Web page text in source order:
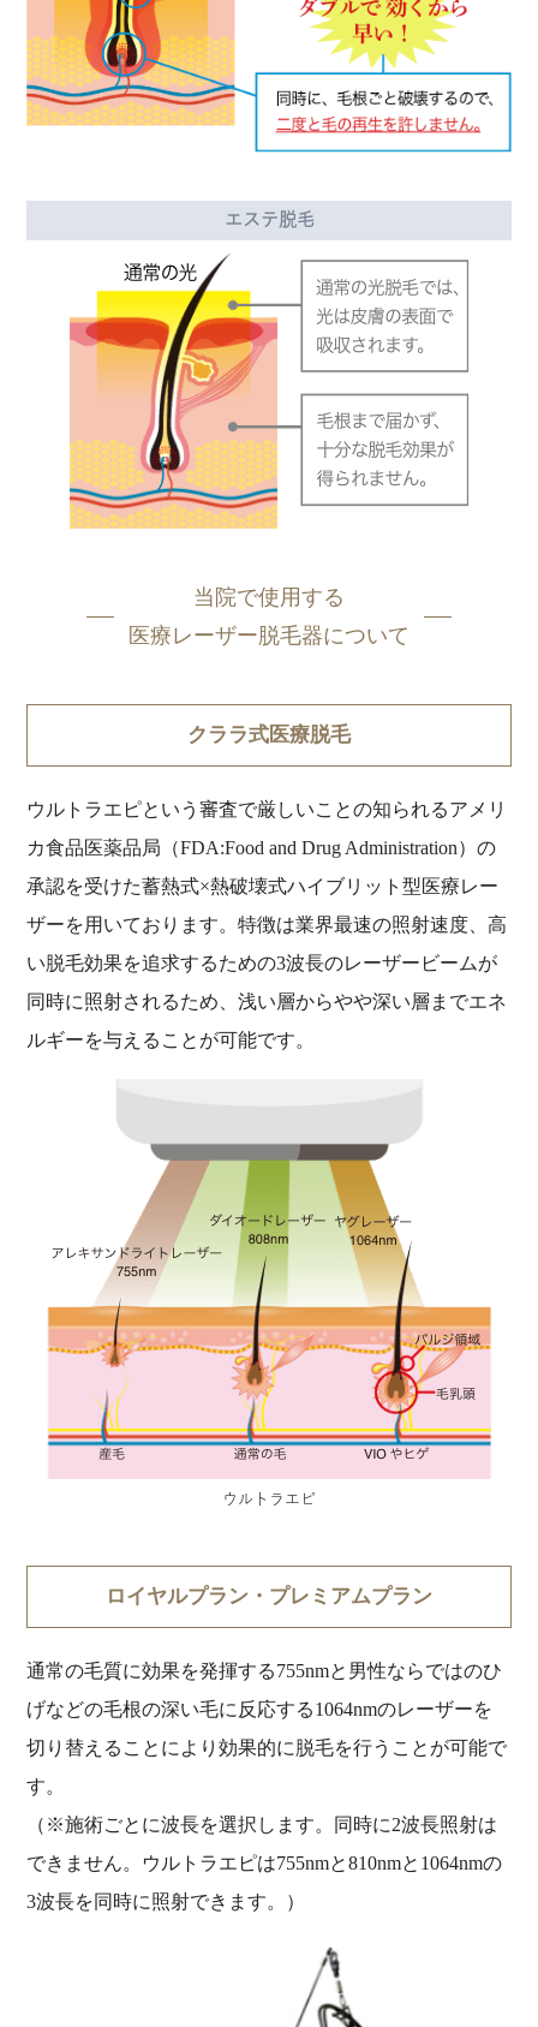
エステ脱毛
当院で使用する
医療レーザー脱毛器について
クララ式医療脱毛
ウルトラエピという審査で厳しいことの知られるアメリ
カ食品医薬品局（FDA:Food and Drug Administration）の
承認を受けた蓄熱式×熱破壊式ハイブリット型医療レー
ザーを用いております。特徴は業界最速の照射速度、高
い脱毛効果を追求するための3波長のレーザービームが
同時に照射されるため、浅い層からやや深い層までエネ
ルギーを与えることが可能です。
ウルトラエピ
ロイヤルプラン・プレミアムプラン
通常の毛質に効果を発揮する755nmと男性ならではのひ
げなどの毛根の深い毛に反応する1064nmのレーザーを
切り替えることにより効果的に脱毛を行うことが可能で
す。
（※施術ごとに波長を選択します。同時に2波長照射は
できません。ウルトラエピは755nmと810nmと1064nmの
3波長を同時に照射できます。）